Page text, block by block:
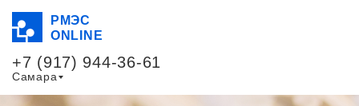
РМЭС
ONLINE
+7 (917) 944-36-61
Самара